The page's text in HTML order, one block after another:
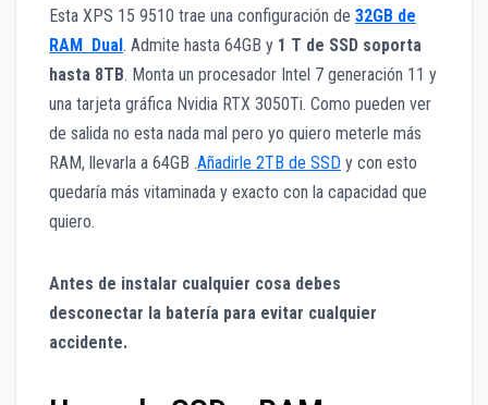
Esta XPS 15 9510 trae una configuración de 32GB de
RAM Dual. Admite hasta 64GB y 1 T de SSD soporta
hasta 8TB. Monta un procesador Intel 7 generación 11 y
una tarjeta gráfica Nvidia RTX 3050Ti. Como pueden ver
de salida no esta nada mal pero yo quiero meterle más
RAM, llevarla a 64GB .Añadirle 2TB de SSD y con esto
quedaría más vitaminada y exacto con la capacidad que
quiero.
Antes de instalar cualquier cosa debes
desconectar la batería para evitar cualquier
accidente.